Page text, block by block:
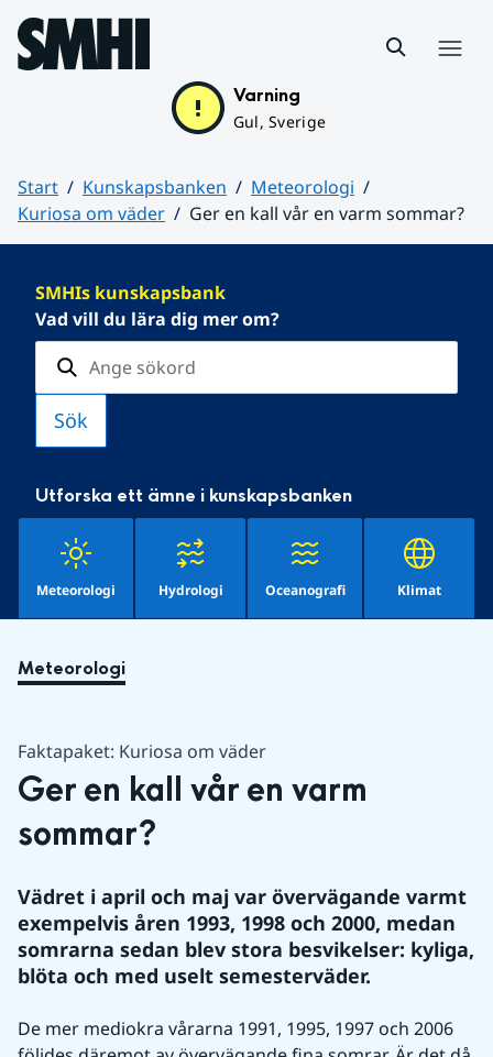
Hoppa till sidans innehåll
Varning
Gul, Sverige
Start Kunskapsbanken
Meteorologi
Kuriosa om väder
Ger en kall vår en varm sommar?
SMHIs kunskapsbank
Vad vill du lära dig mer om?
Utforska ett ämne i kunskapsbanken
Meteorologi Hydrologi Oceanografi Klimat
Meteorologi
Faktapaket: Kuriosa om väder
Ger en kall vår en varm
sommar?
Vädret i april och maj var övervägande varmt
exempelvis åren 1993, 1998 och 2000, medan
somrarna sedan blev stora besvikelser: kyliga,
blöta och med uselt semesterväder.
De mer mediokra vårarna 1991, 1995, 1997 och 2006